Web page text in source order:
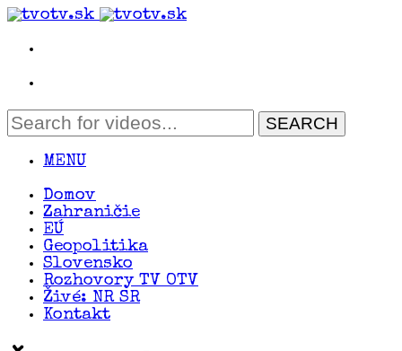
MENU
Domov
Zahraničie
EÚ
Geopolitika
Slovensko
Rozhovory TV OTV
Živé: NR SR
Kontakt